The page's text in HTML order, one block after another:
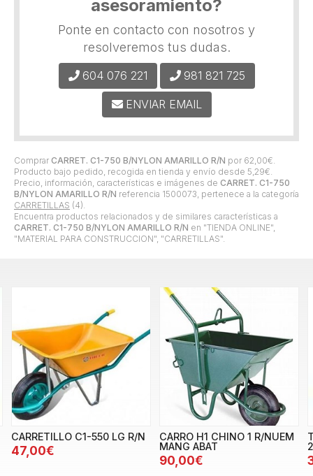
Comprar CARRET. C1-750 B/NYLON AMARILLO R/N por 62,00€.
Producto bajo pedido, recogida en tienda y envío desde 5,29€.
Precio, información, características e imágenes de CARRET. C1-750
B/NYLON AMARILLO R/N referencia 1500073, pertenece a la categoría
CARRETILLAS (4).
Encuentra productos relacionados y de similares características a
CARRET. C1-750 B/NYLON AMARILLO R/N en "TIENDA ONLINE",
"MATERIAL PARA CONSTRUCCION", "CARRETILLAS".
asesoramiento?
Ponte en contacto con nosotros y
resolveremos tus dudas.
604 076 221 981 821 725
ENVIAR EMAIL
CARRETILLO C1-550 LG R/N
47,00€
CARRO H1 CHINO 1 R/NUEM
MANG ABAT
90,00€